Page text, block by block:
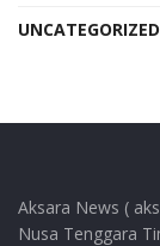
UNCATEGORIZED
Aksara News (
Nusa Tenggara